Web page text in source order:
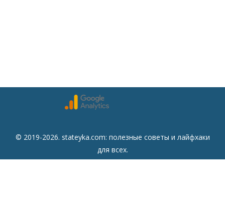
© 2019-2026. stateyka.com: полезные советы и лайфхаки
для всех.